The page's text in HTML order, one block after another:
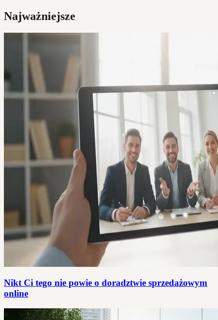
Najważniejsze
Nikt Ci tego nie powie o doradztwie sprzedażowym
online